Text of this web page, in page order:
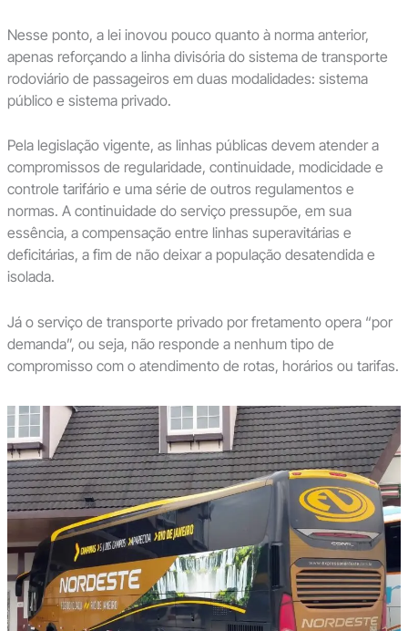
Nesse ponto, a lei inovou pouco quanto à norma anterior,
apenas reforçando a linha divisória do sistema de transporte
rodoviário de passageiros em duas modalidades: sistema
público e sistema privado.
Pela legislação vigente, as linhas públicas devem atender a
compromissos de regularidade, continuidade, modicidade e
controle tarifário e uma série de outros regulamentos e
normas. A continuidade do serviço pressupõe, em sua
essência, a compensação entre linhas superavitárias e
deficitárias, a fim de não deixar a população desatendida e
isolada.
Já o serviço de transporte privado por fretamento opera “por
demanda”, ou seja, não responde a nenhum tipo de
compromisso com o atendimento de rotas, horários ou tarifas.